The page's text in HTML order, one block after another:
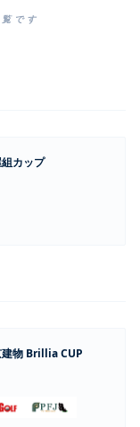
です
カップ
建物 Brillia CUP